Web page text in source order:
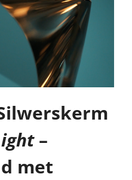
–
met